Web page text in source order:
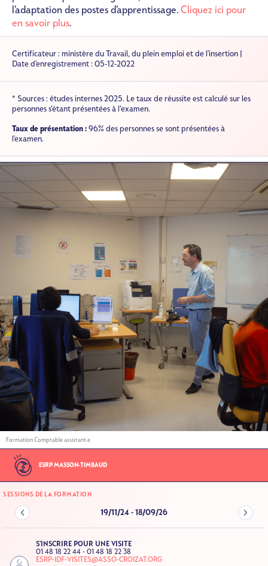
l’adaptation des postes d’apprentissage. Cliquez ici pour
en savoir plus.
Certificateur : ministère du Travail, du plein emploi et de l'insertion |
Date d'enregistrement : 05-12-2022
* Sources : études internes 2025. Le taux de réussite est calculé sur les
personnes s’étant présentées à l’examen.
Taux de présentation : 96% des personnes se sont présentées à
l'examen.
Image
Formation Comptable assistant·e
ESRP MASSON-TIMBAUD
SESSIONS DE LA FORMATION
19/11/24 - 18/09/26
S'INSCRIRE POUR UNE VISITE
01 48 18 22 44 - 01 48 18 22 38
ESRP-IDF-VISITES@ASSO-CROIZAT.ORG